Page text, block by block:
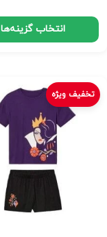
انتخاب گزینه‌ها
تخفیف ویژه